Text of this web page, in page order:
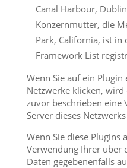
Canal Harbour,
Konzernmutter, die
Park, California, ist in
Framework List
Wenn Sie auf ein Plugin
Netzwerke klicken,
zuvor beschrieben eine
Server dieses
Wenn Sie diese Plugins
Verwendung Ihrer über
Daten gegebenenfalls